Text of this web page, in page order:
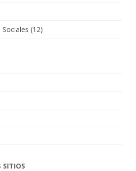
(12)
SITIOS